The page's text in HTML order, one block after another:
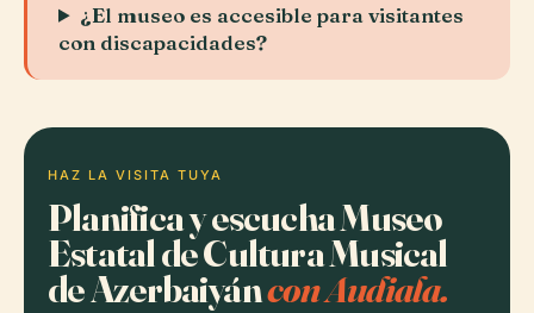
¿El museo es accesible para visitantes
con discapacidades?
HAZ LA VISITA TUYA
Planifica y escucha Museo
Estatal de Cultura Musical
de Azerbaiyáncon Audiala.